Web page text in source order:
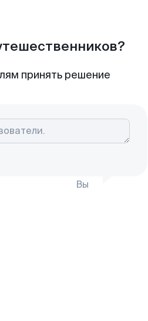
принять решение
Вы